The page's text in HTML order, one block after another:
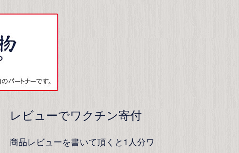
レビューでワクチン寄付
商品レビューを書いて頂くと1人分ワ